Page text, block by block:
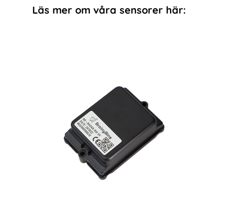
Läs mer om våra sensorer här: